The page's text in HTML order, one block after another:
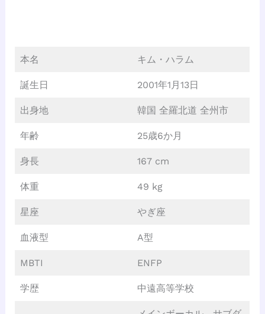
本名 キム・ハラム
誕生日 2001年1月13日
出身地 韓国 全羅北道 全州市
年齢 25歳6か月
身長 167 cm
体重 49 kg
星座 やぎ座
血液型 A型
MBTI ENFP
学歴 中遠高等学校